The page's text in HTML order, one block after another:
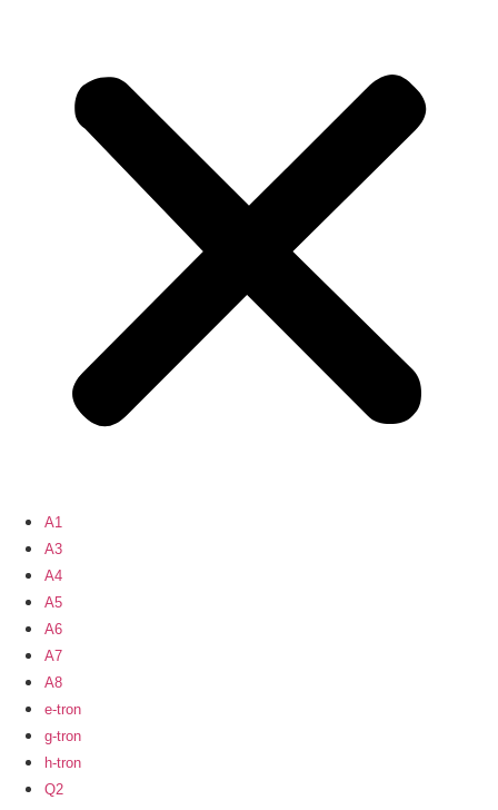
A1
A3
A4
A5
A6
A7
A8
e-tron
g-tron
h-tron
Q2